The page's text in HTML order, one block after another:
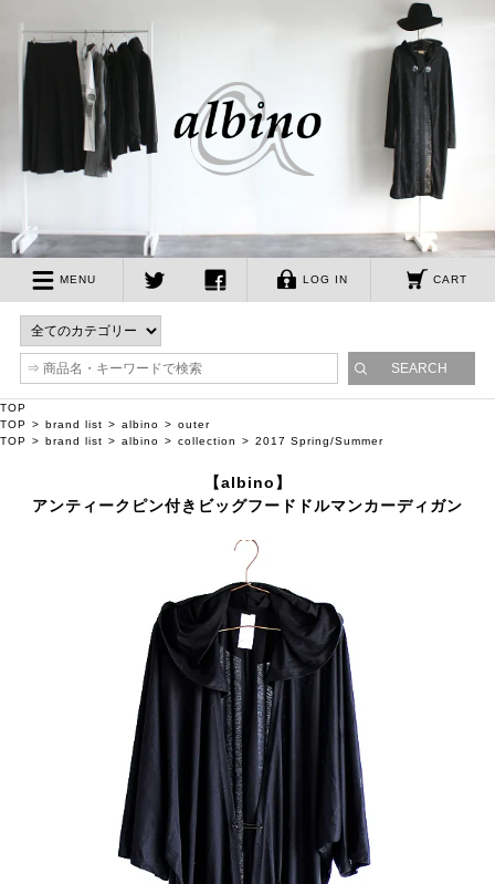
MENU LOG IN CART
TOP
TOP
brand list albino
outer
TOP
brand list albino collection 2017 Spring/Summer
【albino】
アンティークピン付きビッグフードドルマンカーディガン